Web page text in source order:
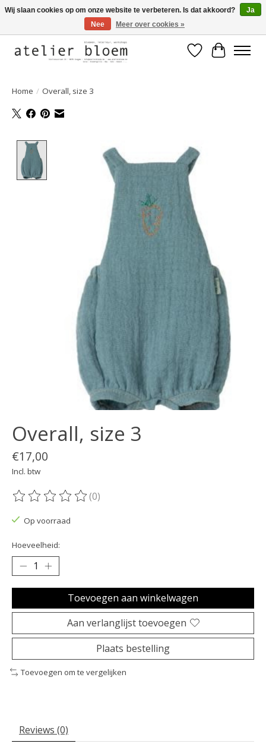
Welkom bij Atelier Bloem
Verlanglijst
Home / Overall, size 3
Product image slideshow Items
Overall, size 3
€17,00
Incl. btw
De beoordeling van dit product is
(0)
Op voorraad
Hoeveelheid:
Toevoegen aan winkelwagen
Aan verlanglijst toevoegen
Plaats bestelling
Toevoegen om te vergelijken
Reviews (0)
Wij slaan cookies op om onze website te verbeteren. Is dat akkoord?
Ja
Nee
Meer over cookies »